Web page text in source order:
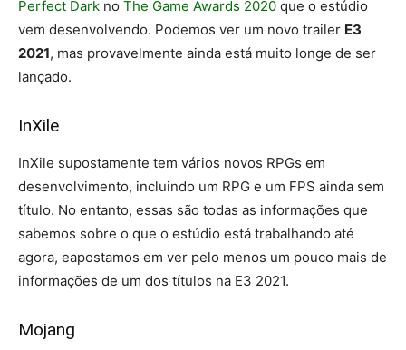
Perfect Dark no The Game Awards 2020 que o estúdio
vem desenvolvendo. Podemos ver um novo trailer E3
2021, mas provavelmente ainda está muito longe de ser
lançado.
InXile
InXile supostamente tem vários novos RPGs em
desenvolvimento, incluindo um RPG e um FPS ainda sem
título. No entanto, essas são todas as informações que
sabemos sobre o que o estúdio está trabalhando até
agora, eapostamos em ver pelo menos um pouco mais de
informações de um dos títulos na E3 2021.
Mojang